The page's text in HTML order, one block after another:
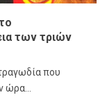
των τριών
που
ώρα...